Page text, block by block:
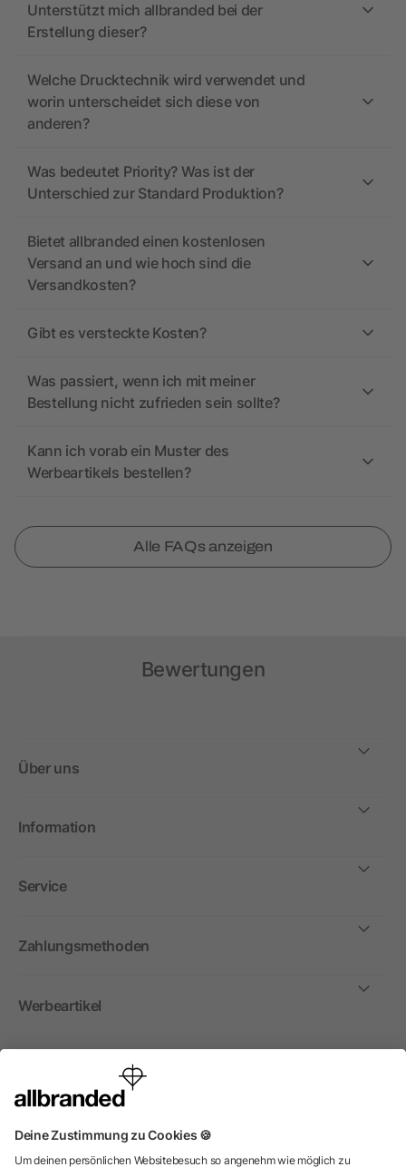
Unterstützt mich allbranded bei der
Erstellung dieser?
Welche Drucktechnik wird verwendet und
worin unterscheidet sich diese von
anderen?
Was bedeutet Priority? Was ist der
Unterschied zur Standard Produktion?
Bietet allbranded einen kostenlosen
Versand an und wie hoch sind die
Versandkosten?
Gibt es versteckte Kosten?
Was passiert, wenn ich mit meiner
Bestellung nicht zufrieden sein sollte?
Kann ich vorab ein Muster des
Werbeartikels bestellen?
Alle FAQs anzeigen
Bewertungen
Über uns
Information
Service
Zahlungsmethoden
Werbeartikel
International